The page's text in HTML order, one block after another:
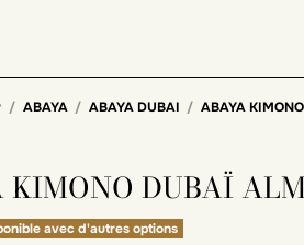
ABAYA ABAYA DUBAI
ABAYA
KIMONO DUBAÏ
avec d'autres options